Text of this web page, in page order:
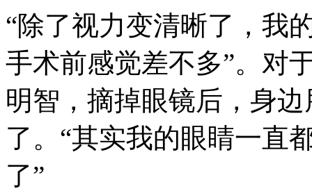
“除了视力变清晰了，我
手术前感觉差不多”。对
明智，摘掉眼镜后，身
了。“其实我的眼睛一直
了”